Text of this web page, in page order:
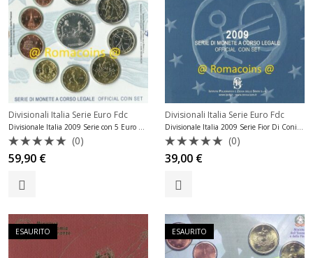
Divisionali Italia Serie Euro Fdc
Valutato
0
su
(0)
59,90 €
Divisionali Italia Serie Euro Fdc
Valutato
0
su
(0)
39,00 €
ESAURITO ESAURITO